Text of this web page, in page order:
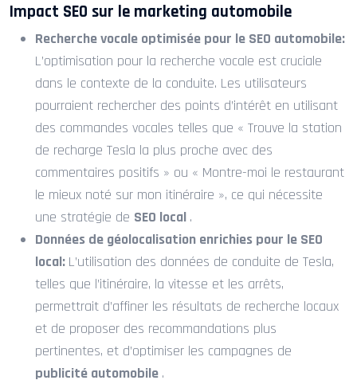
Impact SEO sur le marketing automobile
Recherche vocale optimisée pour le SEO automobile:
L’optimisation pour la recherche vocale est cruciale
dans le contexte de la conduite. Les utilisateurs
pourraient rechercher des points d’intérêt en utilisant
des commandes vocales telles que « Trouve la station
de recharge Tesla la plus proche avec des
commentaires positifs » ou « Montre-moi le restaurant
le mieux noté sur mon itinéraire », ce qui nécessite
une stratégie de SEO local .
Données de géolocalisation enrichies pour le SEO
local: L’utilisation des données de conduite de Tesla,
telles que l’itinéraire, la vitesse et les arrêts,
permettrait d’affiner les résultats de recherche locaux
et de proposer des recommandations plus
pertinentes, et d’optimiser les campagnes de
publicité automobile .